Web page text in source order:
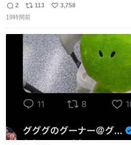
ｗｗｗｗｗｗ
返
信
2
リ
ポ
ト
数
113
い
数
3,758
19時間前